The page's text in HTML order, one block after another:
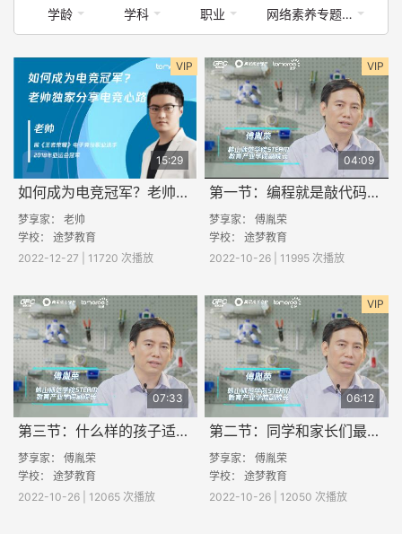
学龄 学科 职业 网络素养专题课程
VIP
15:29
如何成为电竞冠军？老帅独家分享电竞心路
梦享家： 老帅
学校： 途梦教育
2022-12-27 | 11720 次播放
VIP
04:09
第一节：编程就是敲代码吗？
梦享家： 傅胤荣
学校： 途梦教育
2022-10-26 | 11995 次播放
07:33
第三节：什么样的孩子适合学习编程？
梦享家： 傅胤荣
学校： 途梦教育
2022-10-26 | 12065 次播放
VIP
06:12
第二节：同学和家长们最关心哪些关于编程的问题？
梦享家： 傅胤荣
学校： 途梦教育
2022-10-26 | 12050 次播放